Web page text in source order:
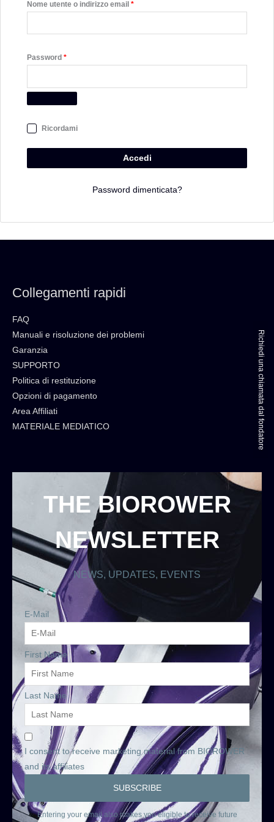
Nome utente o indirizzo email *
Password *
Ricordami
Accedi
Password dimenticata?
Collegamenti rapidi
FAQ
Manuali e risoluzione dei problemi
Garanzia
SUPPORTO
Politica di restituzione
Opzioni di pagamento
Area Affiliati
MATERIALE MEDIATICO
THE BIOROWER
NEWSLETTER
NEWS, UPDATES, EVENTS
E-Mail
First Name
Last Name
I consent to receive marketing material from BIOROWER
and its affiliates
Entering your email also makes you eligible to receive future
Richiedi una chiamata dal fondatore